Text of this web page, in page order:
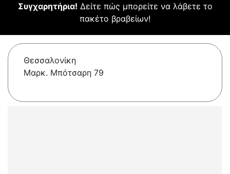
Συγχαρητήρια! Δείτε πώς μπορείτε να λάβετε το
πακέτο βραβείων!
Θεσσαλονίκη
Μαρκ. Μπότσαρη 79